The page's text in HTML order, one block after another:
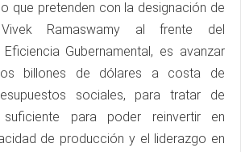
que pretenden con la designación de
Ramaswamy al frente del
Gubernamental, es avanzar
billones de dólares a costa de
sociales, para tratar de
suficiente para poder reinvertir en
de producción y el liderazgo en